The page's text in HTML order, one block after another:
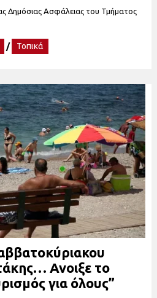
Δημόσιας Ασφάλειας του Τμήματος
/ Τοπικά
Ανοιξε το
για όλους”